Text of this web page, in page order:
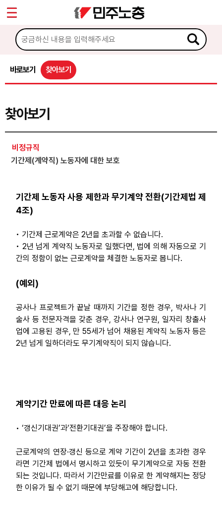
바로보기 찾아보기
찾아보기
비정규직
기간제(계약직) 노동자에 대한 보호
기간제 노동자 사용 제한과 무기계약 전환(기간제법 제
4조)
• 기간제 근로계약은 2년을 초과할 수 없습니다.
• 2년 넘게 계약직 노동자로 일했다면, 법에 의해 자동으로 기
간의 정함이 없는 근로계약을 체결한 노동자로 봅니다.
(예외)
공사나 프로젝트가 끝날 때까지 기간을 정한 경우, 박사나 기
술사 등 전문자격을 갖춘 경우, 강사나 연구원, 일자리 창출사
업에 고용된 경우, 만 55세가 넘어 채용된 계약직 노동자 등은
2년 넘게 일하더라도 무기계약직이 되지 않습니다.
계약기간 만료에 따른 대응 논리
• ‘갱신기대권’과‘전환기대권’을 주장해야 합니다.
근로계약의 연장·갱신 등으로 계약 기간이 2년을 초과한 경우
라면 기간제 법에서 명시하고 있듯이 무기계약으로 자동 전환
되는 것입니다. 따라서 기간만료를 이유로 한 계약해지는 정당
한 이유가 될 수 없기 때문에 부당해고에 해당합니다.
마이페이지
소개
소식
게시판 상담
바로보기
노동조합 가입 안내
전국 노동상담소 안내
자료
Sketchbook5, 스케치북5
Sketchbook5, 스케치북5